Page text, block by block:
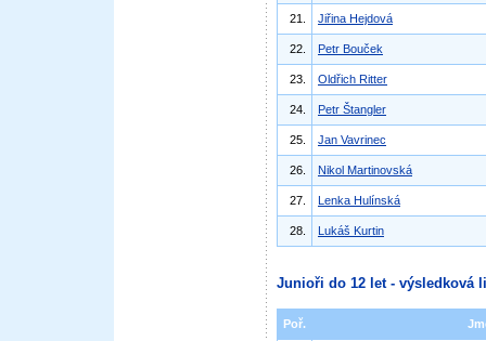
21. Jiřina Hejdová
22. Petr Bouček
23. Oldřich Ritter
24. Petr Štangler
25. Jan Vavrinec
26. Nikol Martinovská
27. Lenka Hulínská
28. Lukáš Kurtin
Junioři do 12 let - výsledková
Poř.